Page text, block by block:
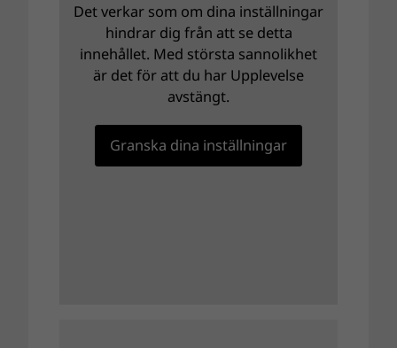
Det verkar som om dina inställningar
hindrar dig från att se detta
innehållet. Med största sannolikhet
är det för att du har Upplevelse
avstängt.
Granska dina inställningar